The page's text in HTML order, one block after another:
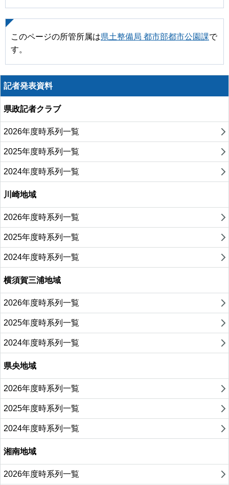
このページの所管所属は県土整備局 都市部都市公園課で
す。
記者発表資料
県政記者クラブ
2026年度時系列一覧
2025年度時系列一覧
2024年度時系列一覧
川崎地域
2026年度時系列一覧
2025年度時系列一覧
2024年度時系列一覧
横須賀三浦地域
2026年度時系列一覧
2025年度時系列一覧
2024年度時系列一覧
県央地域
2026年度時系列一覧
2025年度時系列一覧
2024年度時系列一覧
湘南地域
2026年度時系列一覧